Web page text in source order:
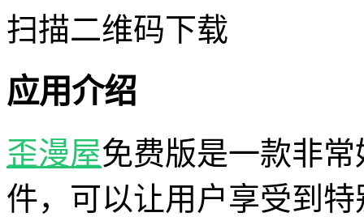
扫描二维码下载
应用介绍
歪漫屋免费版是一款非常
件，可以让用户享受到